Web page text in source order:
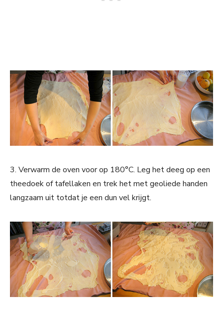
3. Verwarm de oven voor op 180°C. Leg het deeg op een
theedoek of tafellaken en trek het met geoliede handen
langzaam uit totdat je een dun vel krijgt.